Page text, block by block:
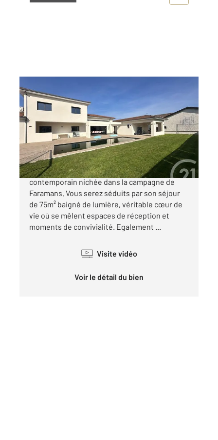
FARAMANS 01
188 m2, 4 pièces
Ref : 5463
Maison à vendre
655 000 €
Villa d'exception signée par un architecte
contemporain nichée dans la campagne de
Faramans. Vous serez séduits par son séjour
de 75m² baigné de lumière, véritable cœur de
vie où se mêlent espaces de réception et
moments de convivialité. Egalement ...
Visite vidéo
Voir le détail du bien